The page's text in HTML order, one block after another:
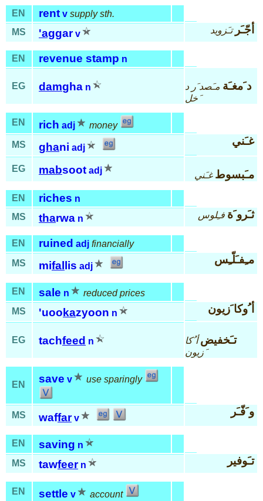
EN rent v supply sth.
MS
'aggar v أجّـَر تـَزويد
EN revenue stamp n
EG damgha n د َمغـَة مـَصد َر د
َخل
EN rich adj
money
MS
ghani adj
غـَني
EG mabsoot adj مـَبسوط غـَني
EN riches n
MS
tharwa n ثـَرو َة فـِلوس
EN ruined adj financially
MS
mifal lis adj
مـِفـَلّـِس
EN sale n
reduced prices
MS
'uoo kazyoon n أ ُوكا َزيون
EG tachfeed n تـَخفيض أ ُكا
َزيون
EN save v use sparingly
MS waffar v
و َفّـَر
EN saving n
MS
tawfeer n تـَوفير
EN settle v
account